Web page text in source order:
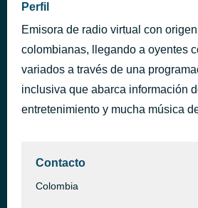
Perfil
Emisora de radio virtual con
colombianas, llegando a oyentes
variados a través de una
inclusiva que abarca información
entretenimiento y mucha música
Contacto
Colombia